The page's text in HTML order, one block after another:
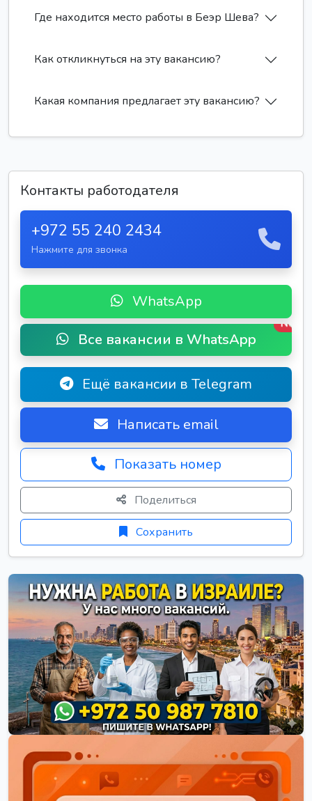
Где находится место работы в Беэр Шева?
Как откликнуться на эту вакансию?
Какая компания предлагает эту вакансию?
Контакты работодателя
+972 55 240 2434
Нажмите для звонка
WhatsApp
Все вакансии в WhatsApp
New
Ещё вакансии в Telegram
Написать email
Показать номер
Поделиться
Сохранить